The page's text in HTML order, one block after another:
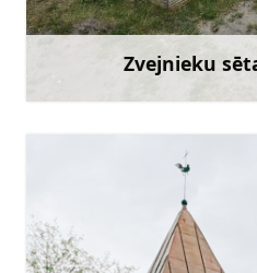
Zvejnieku
Doties